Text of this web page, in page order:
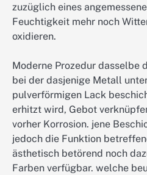
zuzüglich eines
Feuchtigkeit mehr noch
oxidieren.
Moderne Prozedur dasselbe
bei der dasjenige Metall
pulverförmigen Lack
erhitzt wird, Gebot
vorher Korrosion. jene
jedoch die Funktion
ästhetisch betörend noch
Farben verfügbar. welche